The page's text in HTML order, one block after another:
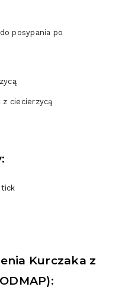
posypania po
z ciecierzycą
Kurczaka z